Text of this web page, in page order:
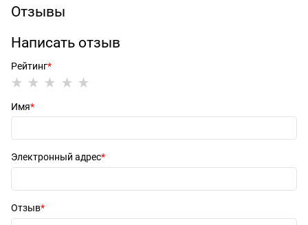
Отзывы
Написать отзыв
Рейтинг
Имя
Электронный адрес
Отзыв